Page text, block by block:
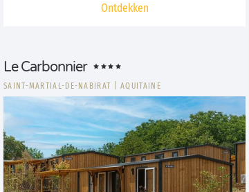
Ontdekken
Le Carbonnier
SAINT-MARTIAL-DE-NABIRAT |AQUITAINE